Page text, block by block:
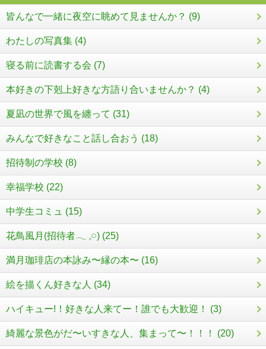
皆んなで一緒に夜空に眺めて見ませんか？ (9)
わたしの写真集 (4)
寝る前に読書する会 (7)
本好きの下剋上好きな方語り合いませんか？ (4)
夏凪の世界で風を纏って (31)
みんなで好きなこと話し合おう (18)
招待制の学校 (8)
幸福学校 (22)
中学生コミュ (15)
花鳥風月(招待者𓂃 𓈒𓏸) (25)
満月珈琲店の本詠み〜縁の本〜 (16)
絵を描くん好きな人 (34)
ハイキュー!！好きな人来てー！誰でも大歓迎！ (3)
綺麗な景色がだ〜いすきな人、集まって〜！！！ (20)